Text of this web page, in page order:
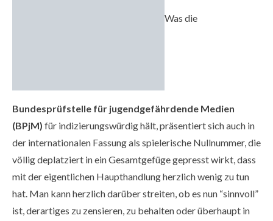
Was die
Bundesprüfstelle für jugendgefährdende Medien
(BPjM) für indizierungswürdig hält, präsentiert sich auch in
der internationalen Fassung als spielerische Nullnummer, die
völlig deplatziert in ein Gesamtgefüge gepresst wirkt, dass
mit der eigentlichen Haupthandlung herzlich wenig zu tun
hat. Man kann herzlich darüber streiten, ob es nun “sinnvoll”
ist, derartiges zu zensieren, zu behalten oder überhaupt in